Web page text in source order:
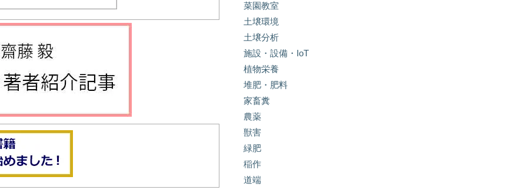
菜園教室
土壌環境
土壌分析
施設・設備・IoT
植物栄養
堆肥・肥料
家畜糞
農薬
獣害
緑肥
稲作
道端